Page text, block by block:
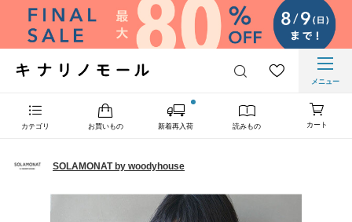
メニュー
カテゴリ お買いもの 新着再入荷 読みもの カート
SOLAMONAT by woodyhouse